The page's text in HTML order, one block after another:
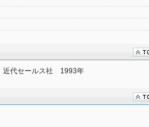
近代セールス社　1993年